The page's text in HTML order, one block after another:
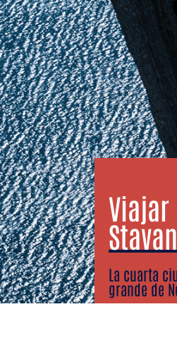
Viajar
La cuarta
grande de